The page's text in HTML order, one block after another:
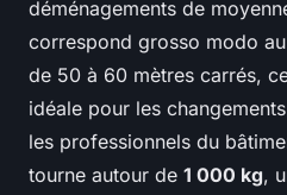
déménagements de
correspond grosso modo
de 50 à 60 mètres carrés,
idéale pour les
les professionnels du
tourne autour de 1 000 kg,